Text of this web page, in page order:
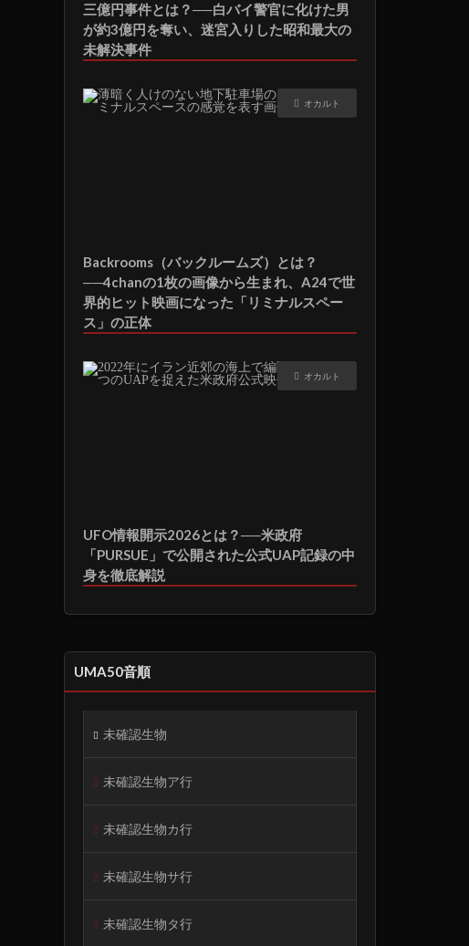
三億円事件とは？──白バイ警官に化けた男
が約3億円を奪い、迷宮入りした昭和最大の
未解決事件
オカルト
Backrooms（バックルームズ）とは？
──4chanの1枚の画像から生まれ、A24で世
界的ヒット映画になった「リミナルスペー
ス」の正体
オカルト
UFO情報開示2026とは？──米政府
「PURSUE」で公開された公式UAP記録の中
身を徹底解説
UMA50音順
未確認生物
未確認生物ア行
未確認生物カ行
未確認生物サ行
未確認生物タ行